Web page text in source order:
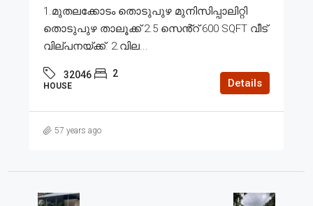
1.മുതലക്കോടം തൊടുപുഴ മുനിസിപ്പാലിറ്റി
തൊടുപുഴ താലൂക്ക് 2.5 സെൻ്റ് 600 SQFT വീട്
വില്പനയ്ക്ക്. 2.വില...
32046 2
HOUSE Details
57 years ago